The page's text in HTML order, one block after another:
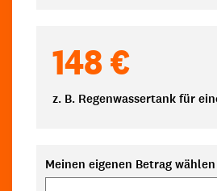
148 €
z. B. Regenwassertank für
Meinen eigenen Betrag wählen